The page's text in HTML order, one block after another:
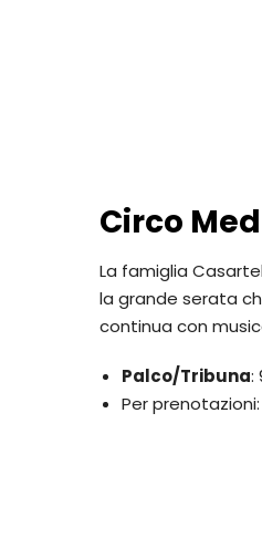
Circo
La famiglia
la grande serata
continua con
Palco/Tribuna:
Per prenotazioni: